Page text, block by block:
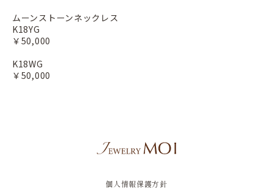
ムーンストーンネックレス
K18YG
￥50,000
K18WG
￥50,000
個人情報保護方針